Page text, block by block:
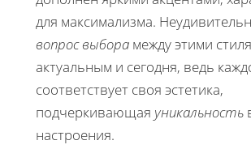
для максимализма.
вопрос выбора между этими
актуальным и сегодня, ведь
соответствует своя эстетика,
подчеркивающая уникальность
настроения.